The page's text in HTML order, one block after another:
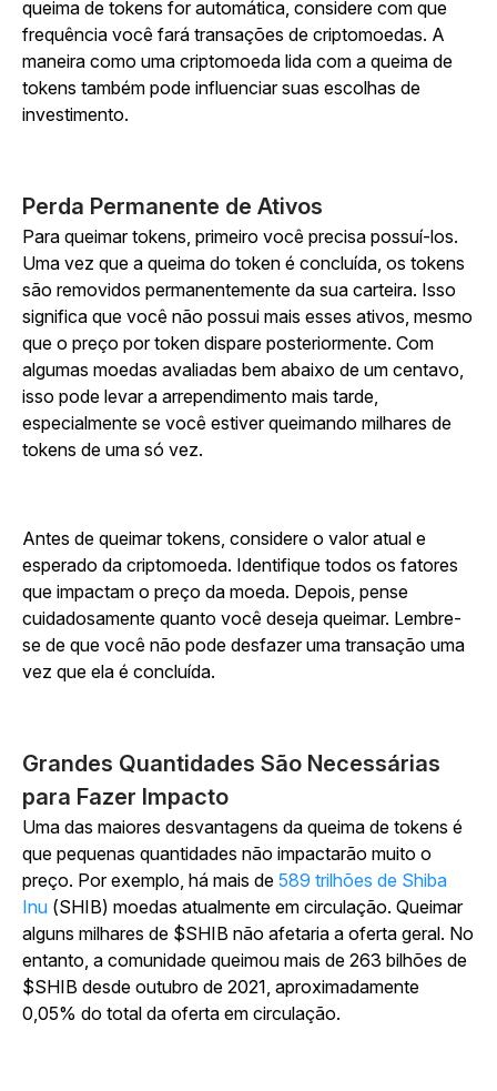
queima de tokens for automática, considere com que
frequência você fará transações de criptomoedas. A
maneira como uma criptomoeda lida com a queima de
tokens também pode influenciar suas escolhas de
investimento.
Perda Permanente de Ativos
Para queimar tokens, primeiro você precisa possuí-los.
Uma vez que a queima do token é concluída, os tokens
são removidos permanentemente da sua carteira. Isso
significa que você não possui mais esses ativos, mesmo
que o preço por token dispare posteriormente. Com
algumas moedas avaliadas bem abaixo de um centavo,
isso pode levar a arrependimento mais tarde,
especialmente se você estiver queimando milhares de
tokens de uma só vez.
Antes de queimar tokens, considere o valor atual e
esperado da criptomoeda. Identifique todos os fatores
que impactam o preço da moeda. Depois, pense
cuidadosamente quanto você deseja queimar. Lembre-
se de que você não pode desfazer uma transação uma
vez que ela é concluída.
Grandes Quantidades São Necessárias
para Fazer Impacto
Uma das maiores desvantagens da queima de tokens é
que pequenas quantidades não impactarão muito o
preço. Por exemplo, há mais de 589 trilhões de Shiba
Inu (SHIB) moedas atualmente em circulação. Queimar
alguns milhares de $SHIB não afetaria a oferta geral. No
entanto, a comunidade queimou mais de 263 bilhões de
$SHIB desde outubro de 2021, aproximadamente
0,05% do total da oferta em circulação.